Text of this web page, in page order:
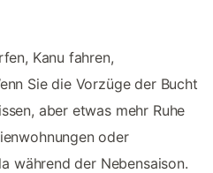
Kanu fahren,
Sie die Vorzüge der Bucht
aber etwas mehr Ruhe
oder
während der Nebensaison.